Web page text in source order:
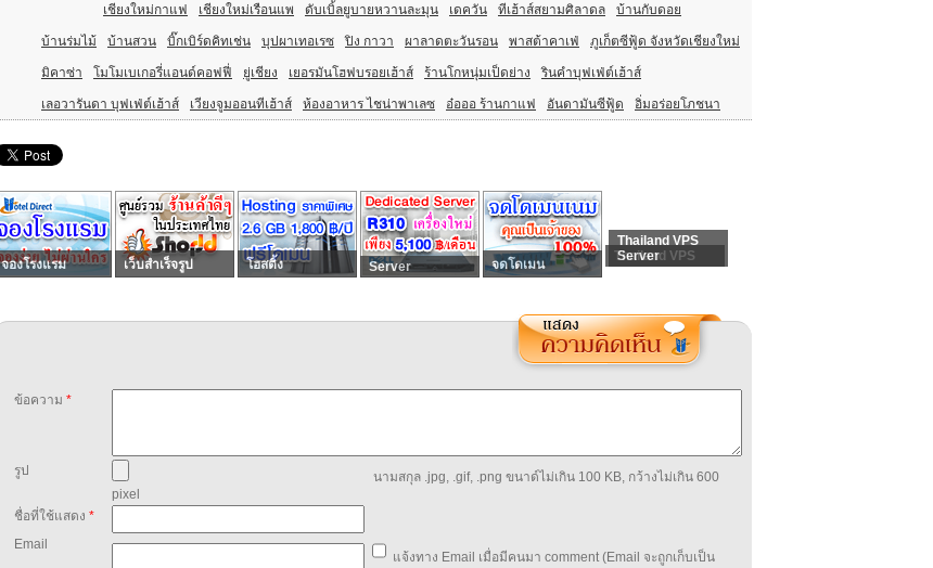
เชียงใหม่กาแฟ เชียงใหม่เรือนแพ ดับเบิ้ลยูบายหวานละมุน เดควัน ทีเฮ้าส์สยามศิลาดล บ้านกับดอย
บ้านร่มไม้ บ้านสวน บิ๊กเบิร์ดคิทเช่น บุปผาเทอเรซ ปิง กาวา ผาลาดตะวันรอน พาสต้าคาเฟ่ ภูเก็ตซีฟู้ด จังหวัดเชียงใหม่
มิคาซ่า โมโมเบเกอรี่แอนด์คอฟฟี่ ยู่เชียง เยอรมันโฮฟบรอยเฮ้าส์ ร้านโกหนุ่มเป็ดย่าง รินคำบุฟเฟ่ต์เฮ้าส์
เลอวารันดา บุฟเฟ่ต์เฮ้าส์ เวียงจูมออนทีเฮ้าส์ ห้องอาหาร ไชน่าพาเลซ อ๋อออ ร้านกาแฟ อันดามันซีฟู้ด อิ่มอร่อยโภชนา
จองโรงแรม เว็บสำเร็จรูป โฮสติ้ง Server จดโดเมน
Thailand VPS
Thailand VPS
Server
ข้อความ *
รูป
นามสกุล .jpg, .gif, .png ขนาด์ไม่เกิน 100 KB, กว้างไม่เกิน 600
pixel
ชื่อที่ใช้แสดง *
Email
แจ้งทาง Email เมื่อมีคนมา comment (Email จะถูกเก็บเป็น